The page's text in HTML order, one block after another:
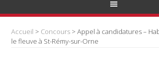
Accueil > Concours > Appel à candidatures –
le fleuve à St-Rémy-sur-Orne